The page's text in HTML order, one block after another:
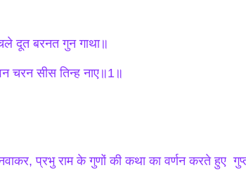
दूत बरनत गुन गाथा॥
चरन सीस तिन्ह नाए॥1॥
प्रभु राम के गुणों की कथा का वर्णन करते हुए